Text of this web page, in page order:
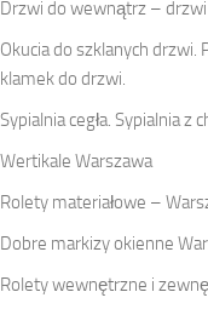
Drzwi do wewnątrz –
Okucia do szklanych
klamek do drzwi.
Sypialnia cegła. Sypialnia z
Wertikale Warszawa
Rolety materiałowe –
Dobre markizy okienne
Rolety wewnętrzne i